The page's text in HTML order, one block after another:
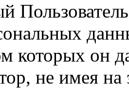
которых он
не имея